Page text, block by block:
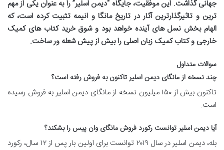
جهانی گذاشت. این موفقیت، جایگاه “دیمن اسلیر” را به عنوان یکی از مهم
ترین و تاثیرگذارترین آثار در تاریخ مانگا و انیمه تثبیت کرده است، که
الهام بخش نسل های آینده خواهد بود و شوقخرید کتاب های کمیک
خارجی وکتاب کمیک زبان اصلی را بیش از پیش شعله ور ساخت.
سوالات متداول
چند نسخه از مانگای دیمن اسلیر تاکنون به فروش رفته است؟
تاکنون بیش از ۱۵۰ میلیون نسخه از مانگای دیمن اسلیر به فروش رسیده
است.
آیا دیمن اسلیر توانست رکورد فروش مانگای وان پیس را بشکند؟
بله، دیمن اسلیر در سال ۲۰۱۹ توانست برای اولین بار پس از ۱۲ سال، رکورد